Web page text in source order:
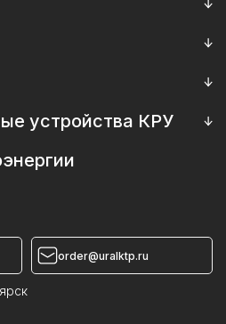
приводам
устройства КРУ
order@uralktp.ru